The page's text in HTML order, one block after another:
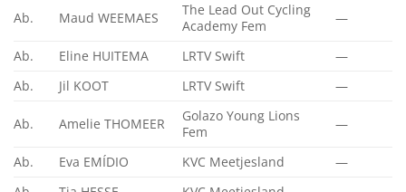
Ab. Maud WEEMAES
The Lead Out Cycling
Academy Fem
—
Ab. Eline HUITEMA LRTV Swift
—
Ab.
Jil KOOT LRTV Swift —
Ab. Amelie THOMEER
Golazo Young Lions
Fem
—
Ab. Eva EMÍDIO KVC Meetjesland
—